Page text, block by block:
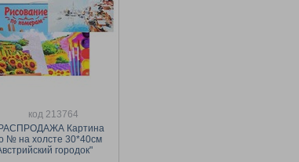
код 213764
Картина
№ на холсте 30*40см
городок"